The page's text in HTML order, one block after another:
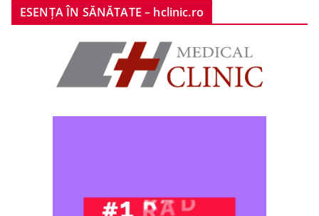
ESENȚA ÎN SĂNĂTATE – hclinic.ro